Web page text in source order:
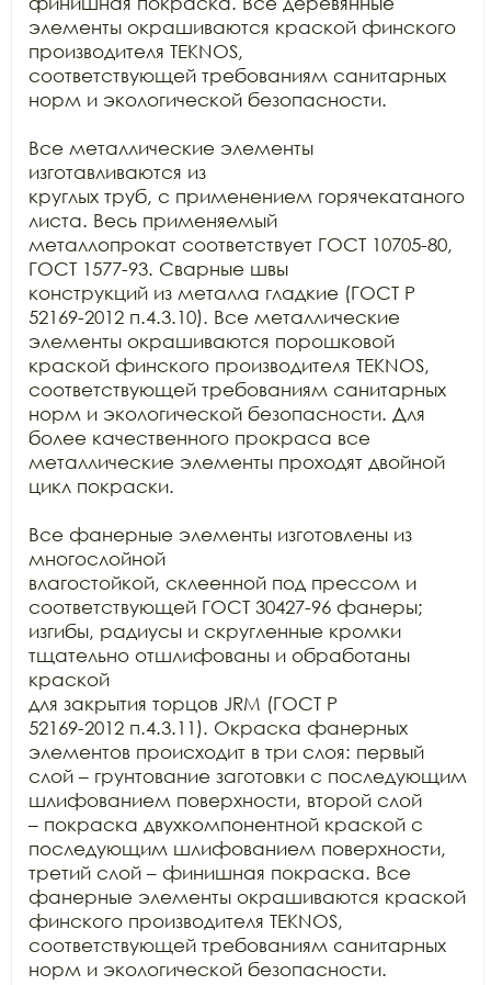
элементы окрашиваются краской финского
производителя TEKNOS,
соответствующей требованиям санитарных
норм и экологической безопасности.
Все металлические элементы
изготавливаются из
круглых труб, с применением горячекатаного
листа. Весь применяемый
металлопрокат соответствует ГОСТ 10705-80,
ГОСТ 1577-93. Сварные швы
конструкций из металла гладкие (ГОСТ Р
52169-2012 п.4.3.10). Все металлические
элементы окрашиваются порошковой
краской финского производителя TEKNOS,
соответствующей требованиям санитарных
норм и экологической безопасности. Для
более качественного прокраса все
металлические элементы проходят двойной
цикл покраски.
Все фанерные элементы изготовлены из
многослойной
влагостойкой, склеенной под прессом и
соответствующей ГОСТ 30427-96 фанеры;
изгибы, радиусы и скругленные кромки
тщательно отшлифованы и обработаны
краской
для закрытия торцов JRM (ГОСТ Р
52169-2012 п.4.3.11). Окраска фанерных
элементов происходит в три слоя: первый
слой – грунтование заготовки с последующим
шлифованием поверхности, второй слой
– покраска двухкомпонентной краской с
последующим шлифованием поверхности,
третий слой – финишная покраска. Все
фанерные элементы окрашиваются краской
финского производителя TEKNOS,
соответствующей требованиям санитарных
норм и экологической безопасности.